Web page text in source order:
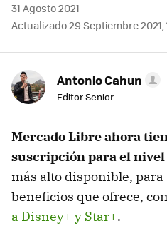
31 Agosto 2021
Actualizado 29 Septiembre 2021,
Antonio Cahun
Editor Senior
Mercado Libre ahora
suscripción para el
más alto disponible, para
beneficios que ofrece,
a Disney+ y Star+.